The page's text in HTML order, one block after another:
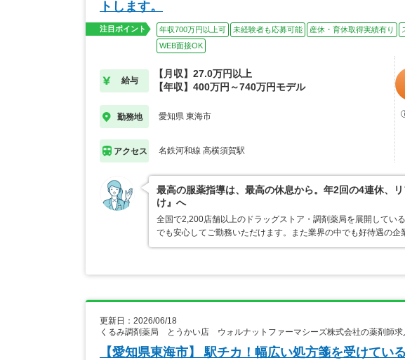
トします。
注目ポイント 年収700万円以上可 未経験者も応募可能 産休・育休取得実績有り
WEB面接OK
給与
【月収】27.0万円以上
【年収】400万円～740万円モデル
勤務地 愛知県 東海市
アクセス 名鉄河和線 高横須賀駅
最高の服薬指導は、最高の休息から。年2回の4連休、
け』へ
全国で2,200店舗以上のドラッグストア・調剤薬局を展開してい
でも安心してご勤務いただけます。また業界の中でも好待遇の
更新日：2026/06/18
くるみ調剤薬局 とうかい店 ウォルナットファーマシーズ株式会社の薬剤師求
【愛知県東海市】 駅チカ！幅広い処方箋を受けてい